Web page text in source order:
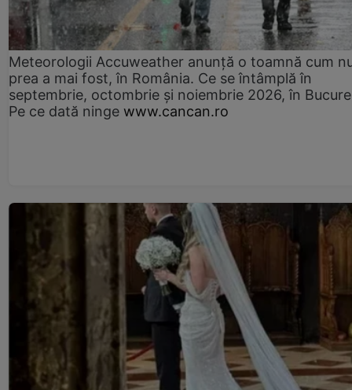
Meteorologii Accuweather anunță o toamnă cum
prea a mai fost, în România. Ce se întâmplă în
septembrie, octombrie și noiembrie 2026, în
Pe ce dată ninge www.cancan.ro